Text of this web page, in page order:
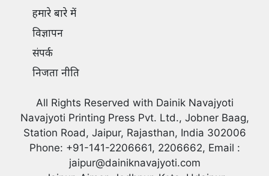
हमारे बारे में
विज्ञापन
संपर्क
निजता नीति
All Rights Reserved with Dainik Navajyoti
Navajyoti Printing Press Pvt. Ltd., Jobner Baag,
Station Road, Jaipur, Rajasthan, India 302006
Phone: +91-141-2206661, 2206662, Email :
jaipur@dainiknavajyoti.com